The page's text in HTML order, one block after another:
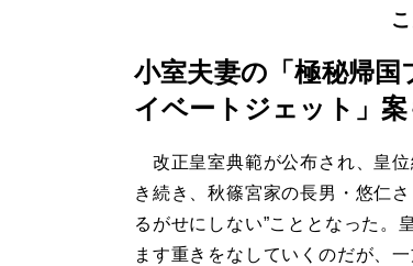
小室夫妻の「極秘帰
イベートジェット」
改正皇室典範が公布され、皇位
き続き、秋篠宮家の長男・悠仁
るがせにしない”こととなった。
ます重きをなしていくのだが、